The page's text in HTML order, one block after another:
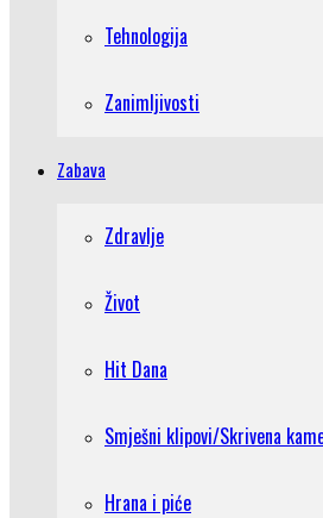
Tehnologija
Zanimljivosti
Zabava
Zdravlje
Život
Hit Dana
Smješni klipovi/Skrivena
Hrana i piće